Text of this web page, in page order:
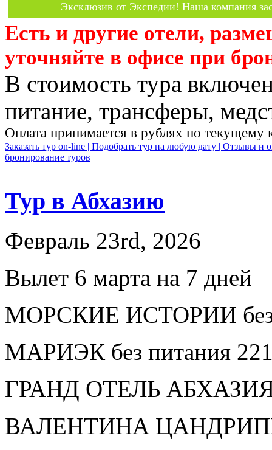
Эксклюзив от Экспедии! Наша компания
Есть и другие отели,
уточняйте в офисе при
В стоимость тура
питание, трансферы,
Оплата принимается в рублях по текущему
Заказать тур on-line | Подобрать тур на любую дату | Отзывы и
бронирование туров
Тур в Абхазию
Февраль 23rd, 2026
Вылет 6 марта на 7 дней
МОРСКИЕ ИСТОРИИ без
МАРИЭК без питания
ГРАНД ОТЕЛЬ АБХАЗИЯ
ВАЛЕНТИНА ЦАНДРИПШ